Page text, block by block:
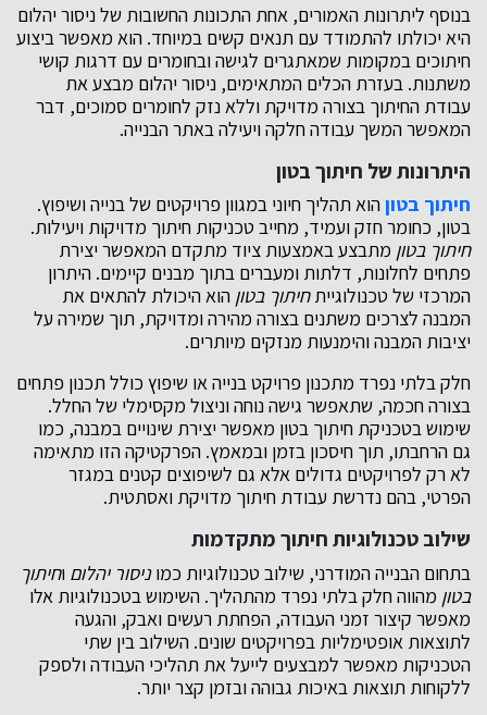
בנוסף ליתרונות האמורים, אחת התכונות החשובות של ניסור יהלום
היא יכולתו להתמודד עם תנאים קשים במיוחד. הוא מאפשר ביצוע
חיתוכים במקומות שמאתגרים לגישה ובחומרים עם דרגות קושי
משתנות. בעזרת הכלים המתאימים, ניסור יהלום מבצע את
עבודת החיתוך בצורה מדויקת וללא נזק לחומרים סמוכים, דבר
המאפשר המשך עבודה חלקה ויעילה באתר הבנייה.
היתרונות של חיתוך בטון
חיתוך בטוןהוא תהליך חיוני במגוון פרויקטים של בנייה ושיפוץ.
בטון, כחומר חזק ועמיד, מחייב טכניקות חיתוך מדויקות ויעילות.
חיתוך בטון מתבצע באמצעות ציוד מתקדם המאפשר יצירת
פתחים לחלונות, דלתות ומעברים בתוך מבנים קיימים. היתרון
המרכזי של טכנולוגייתחיתוך בטון הוא היכולת להתאים את
המבנה לצרכים משתנים בצורה מהירה ומדויקת, תוך שמירה על
יציבות המבנה והימנעות מנזקים מיותרים.
חלק בלתי נפרד מתכנון פרויקט בנייה או שיפוץ כולל תכנון פתחים
בצורה חכמה, שתאפשר גישה נוחה וניצול מקסימלי של החלל.
שימוש בטכניקת חיתוך בטון מאפשר יצירת שינויים במבנה, כמו
גם הרחבתו, תוך חיסכון בזמן ובמאמץ. הפרקטיקה הזו מתאימה
לא רק לפרויקטים גדולים אלא גם לשיפוצים קטנים במגזר
הפרטי, בהם נדרשת עבודת חיתוך מדויקת ואסתטית.
שילוב טכנולוגיות חיתוך מתקדמות
בתחום הבנייה המודרני, שילוב טכנולוגיות כמוניסור יהלום וחיתוך
בטון מהווה חלק בלתי נפרד מהתהליך. השימוש בטכנולוגיות אלו
מאפשר קיצור זמני העבודה, הפחתת רעשים ואבק, והגעה
לתוצאות אופטימליות בפרויקטים שונים. השילוב בין שתי
הטכניקות מאפשר למבצעים לייעל את תהליכי העבודה ולספק
ללקוחות תוצאות באיכות גבוהה ובזמן קצר יותר.